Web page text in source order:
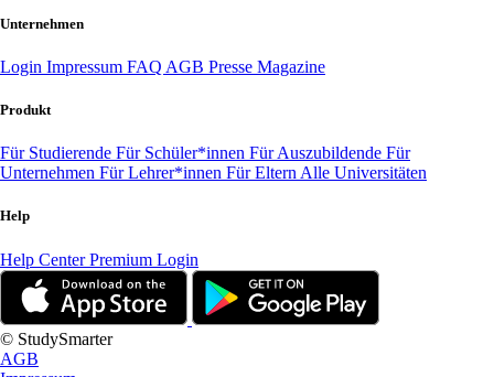
Unternehmen
Login Impressum FAQ AGB Presse Magazine
Produkt
Für Studierende Für Schüler*innen Für Auszubildende Für
Unternehmen Für Lehrer*innen Für Eltern Alle Universitäten
Help
Help CenterPremium Login
© StudySmarter
AGB